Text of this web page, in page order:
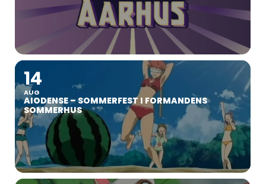
14
AUG
AIODENSE – SOMMERFEST I FORMANDENS
SOMMERHUS